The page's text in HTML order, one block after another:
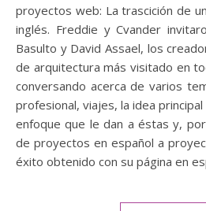
proyectos web: La trascición de
inglés. Freddie y Cvander
Basulto y David Assael, los
de arquitectura más visitado en
conversando acerca de varios
profesional, viajes, la idea
enfoque que le dan a éstas y,
de proyectos en español a
éxito obtenido con su página en